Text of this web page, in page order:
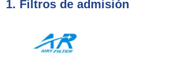
1. Filtros de admisión